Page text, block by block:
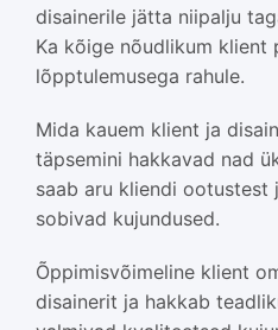
disainerile jätta niipalju
Ka kõige nõudlikum klient
lõpptulemusega rahule.
Mida kauem klient ja
täpsemini hakkavad nad
saab aru kliendi ootustest
sobivad kujundused.
Õppimisvõimeline klient
disainerit ja hakkab